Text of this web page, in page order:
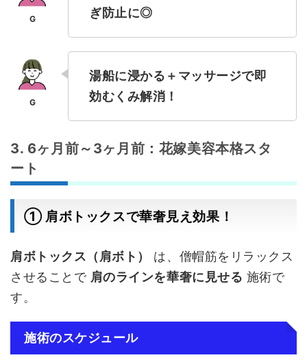
ぎ防止に◎
湯船に浸かる＋マッサージで即
効むくみ解消！
3. 6ヶ月前～3ヶ月前：花嫁美容本格スタ
ート
① 肩ボトックスで華奢見え効果！
肩ボトックス（肩ボト）
は、僧帽筋をリラックス
させることで 肩のラインを華奢に見せる 施術で
す。
施術のスケジュール